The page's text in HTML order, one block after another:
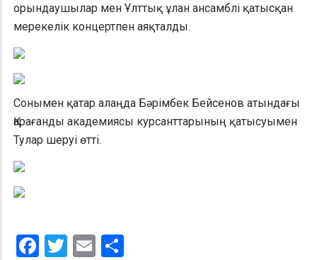
орындаушылар мен Ұлттық ұлан ансамблі қатысқан
мерекелік концертпен аяқталды.
Сонымен қатар алаңда Бәрімбек Бейсенов атындағы
Қарағанды академиясы курсанттарының қатысуымен
Тулар шеруі өтті.
Facebook
Twitter
Email